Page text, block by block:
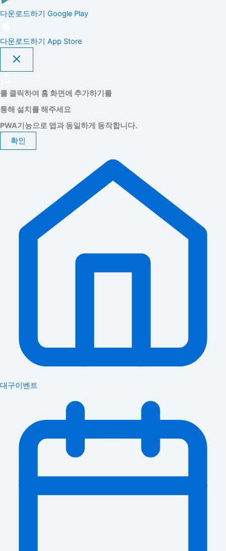
다운로드하기 Google Play
다운로드하기 App Store
를 클릭하여 홈 화면에 추가하기를
통해 설치를 해주세요
PWA기능으로 앱과 동일하게 동작합니다.
확인
대구이벤트